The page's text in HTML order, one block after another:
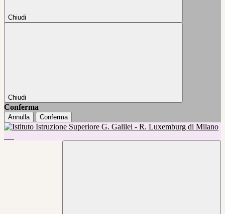
Chiudi
Chiudi
Conferma
Annulla Conferma